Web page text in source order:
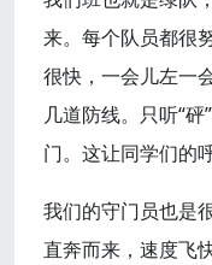
来。每个队员都很
很快，一会儿左一
几道防线。只听“
门。这让同学们的
我们的守门员也是
直奔而来，速度飞